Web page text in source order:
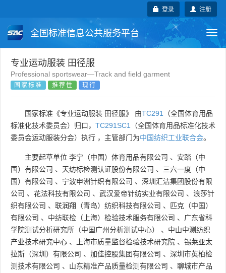
注册
登录
全国标准信息公共服务平台
国家标准
团体标准
国外标准 技术委员会
专业运动服装 田径服
Professional sportswear—Track and field garment
国家标准 推荐性 现行
国家标准《专业运动服装 田径服》 由TC291
（全国体育用品
标准化技术委员会）归口， TC291SC1
（全国体育用品标准化技术
委员会运动服装分会）执行 ，主管部门为中国纺织工业联合会。
主要起草单位 李宁（中国）体育用品有限公司 、 安踏（中
国）有限公司 、 天纺标检测认证股份有限公司 、 三六一度（中
国）有限公司 、 宁波申洲针织有限公司 、 深圳汇洁集团股份有限
公司 、 花法科技有限公司 、 武汉爱帝针纺实业有限公司 、 浪莎针
织有限公司 、 联润翔（青岛）纺织科技有限公司 、
匹克（中国）
有限公司 、 中纺联检（上海）检验技术服务有限公司 、 广东省科
学院测试分析研究所（中国广州分析测试中心）
、 中山中测纺织
产业技术研究中心 、 上海市质量监督检验技术研究院 、 锡莱亚太
拉斯（深圳）有限公司 、 加佳控股集团有限公司 、 深圳市英柏检
测技术有限公司 、 山东精准产品质量检测有限公司 、 聊城市产品